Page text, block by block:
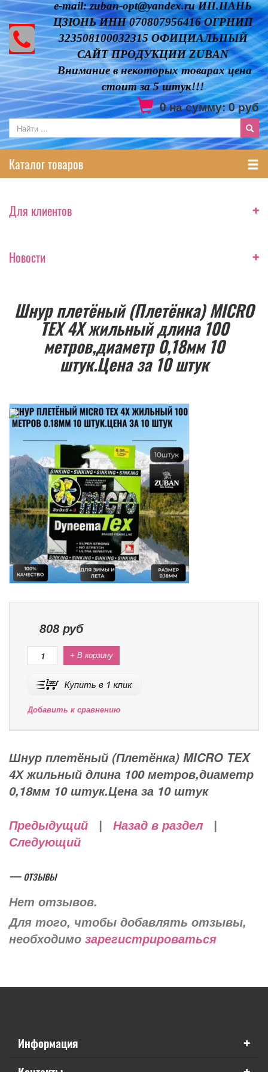
e-mail: zuban-opt@yandex.ru ИП.ПАНЬ
ЦЗЮНЬ ИНН 070807956416 ОГРНИП
323508100032315 ОФИЦИАЛЬНЫЙ
САЙТ ПРОДУКЦИИ ZUBAN
Внимание в некоторых товарах цена
стоит за 5 штук!!!
0на сумму:0руб
Каталог товаров
Для клиентов +
Новости +
Шнур плетёный (Плетёнка) MICRO
TEX 4Х жильный длина 100
метров,диаметр 0,18мм 10
штук.Цена за 10 штук
808 руб
+ В корзину
Добавить к сравнению
Шнур плетёный (Плетёнка) MICRO TEX
4Х жильный длина 100 метров,диаметр
0,18мм 10 штук.Цена за 10 штук
Предыдущий Назад в раздел
Следующий
— отзывы
Нет отзывов.
Для того, чтобы добавлять отзывы,
необходимо зарегистрироваться
Информация +